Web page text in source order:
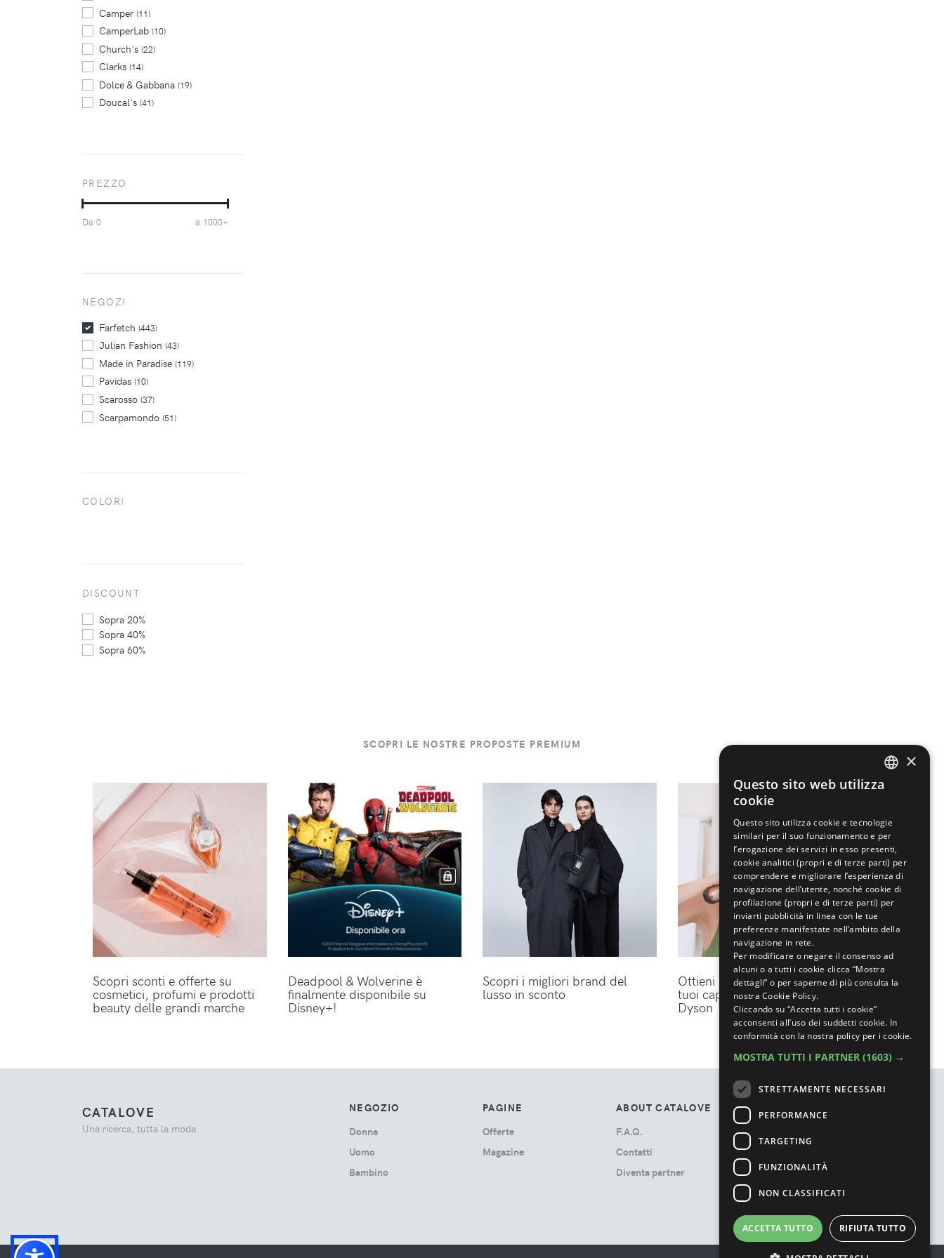
Camper(11)
CamperLab (10)
Church's (22)
Clarks (14)
Dolce & Gabbana (19)
Doucal's (41)
Officine Creative
Scarosso
PREZZO
Da 0 a 1000+
NEGOZI
Farfetch (443)
Julian Fashion (43)
Made in Paradise (119)
Pavidas (10)
Scarosso (37)
Scarpamondo (51)
COLORI
DISCOUNT
Sopra 20%
Sopra 40%
Sopra 60%
SCOPRI LE NOSTRE PROPOSTE PREMIUM
Scopri sconti e offerte su
cosmetici, profumi e prodotti
beauty delle grandi marche
Deadpool & Wolverine è
finalmente disponibile su
Disney+!
Scopri i migliori brand del
lusso in sconto
Ottieni lo styling perfetto per i
tuoi capelli con gli accessori
Dyson
CATALOVE
Una ricerca, tutta la moda.
NEGOZIO
Donna
Uomo
Bambino
PAGINE
Offerte
Magazine
ABOUT CATALOVE
F.A.Q.
Contatti
Diventa partner
TOS
Privacy Policy
Termini e Condizioni
Cookie Policy
Ads Disclosure
×
Questo sito web utilizza
cookie
Questo sito utilizza cookie e tecnologie
similari per il suo funzionamento e per
l’erogazione dei servizi in esso presenti,
cookie analitici (propri e di terze parti) per
comprendere e migliorare l’esperienza di
navigazione dell’utente, nonché cookie di
profilazione (propri e di terze parti) per
inviarti pubblicità in linea con le tue
preferenze manifestate nell’ambito della
navigazione in rete.
Per modificare o negare il consenso ad
alcuni o a tutti i cookie clicca “Mostra
dettagli” o per saperne di più consulta la
nostra Cookie Policy.
Cliccando su “Accetta tutti i cookie”
acconsenti all’uso dei suddetti cookie. In
conformità con la nostra policy per i cookie.
MOSTRA TUTTI I PARTNER (1603) →
STRETTAMENTE NECESSARI
PERFORMANCE
TARGETING
FUNZIONALITÀ
NON CLASSIFICATI
ACCETTA TUTTO RIFIUTA TUTTO